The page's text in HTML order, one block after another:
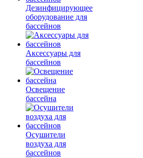
Дезинфицирующее
оборудование для
бассейнов
Аксессуары для
бассейнов
Освещение
бассейна
Осушители
воздуха для
бассейнов